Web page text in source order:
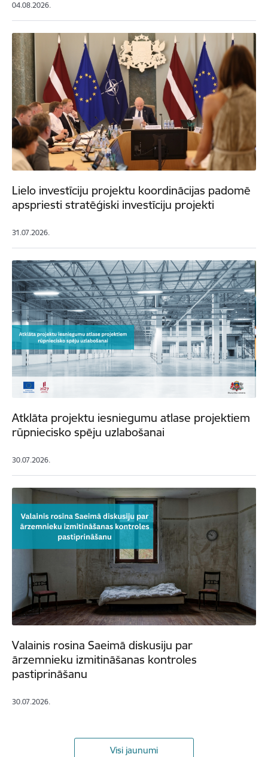
04.08.2026.
Lielo investīciju projektu koordinācijas padomē
apspriesti stratēģiski investīciju projekti
31.07.2026.
Atklāta projektu iesniegumu atlase projektiem
rūpniecisko spēju uzlabošanai
30.07.2026.
Valainis rosina Saeimā diskusiju par
ārzemnieku izmitināšanas kontroles
pastiprināšanu
30.07.2026.
Visi jaunumi